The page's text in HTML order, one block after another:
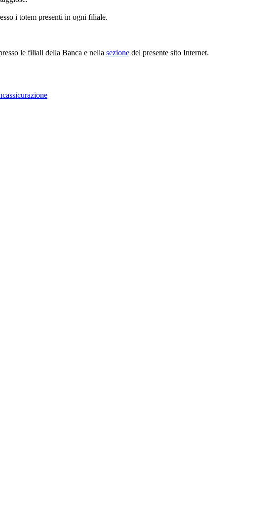
i totem presenti in ogni filiale.
le filiali della Banca e nella sezione del presente sito Internet.